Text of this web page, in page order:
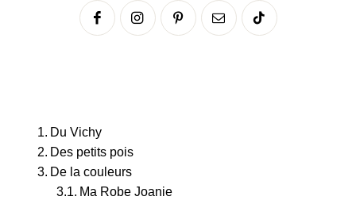
Du Vichy
Des petits pois
De la couleurs
Ma Robe Joanie